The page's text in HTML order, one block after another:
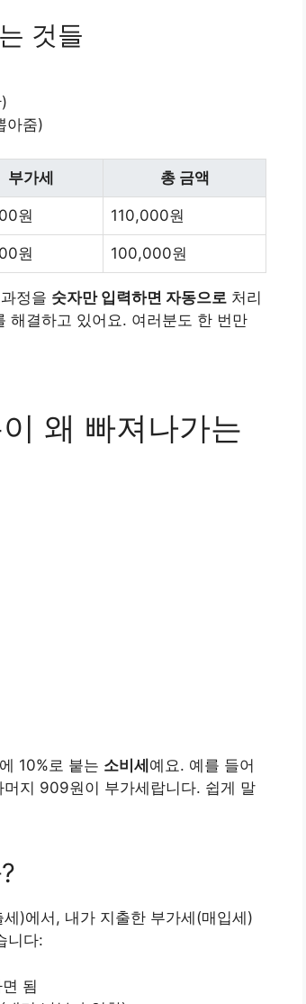
것들
아줌)
부가세 총 금액
원 110,000원
원 100,000원
정을 숫자만 입력하면 자동으로 처리
해결하고 있어요. 여러분도 한 번만
왜 빠져나가는
10%로 붙는 소비세 예요. 예를 들어
지 909원이 부가세랍니다. 쉽게 말
)에서, 내가 지출한 부가세(매입세)
니다:
됨